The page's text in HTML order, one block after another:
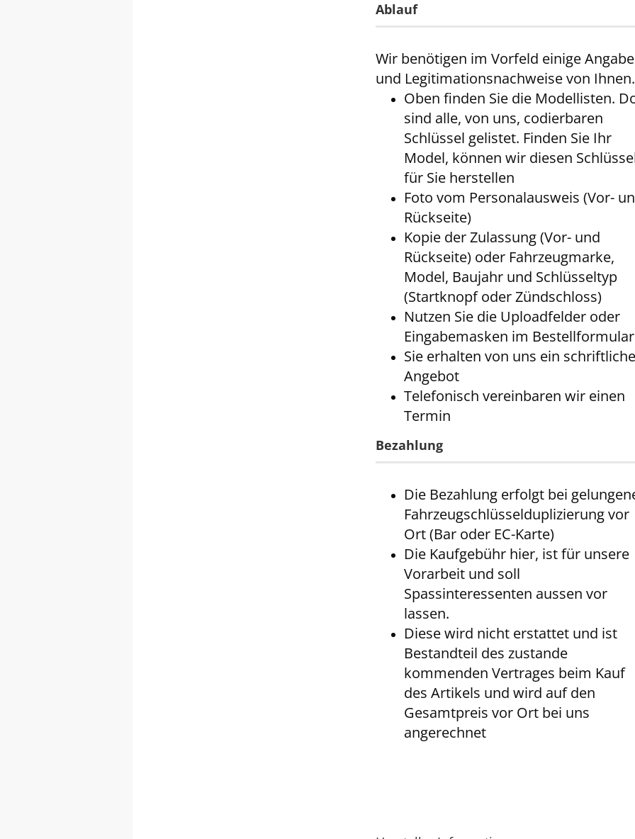
Ablauf
Wir benötigen im Vorfeld einige
und Legitimationsnachweise von Ihnen.
Oben finden Sie die Modellisten.
sind alle, von uns, codierbaren
Schlüssel gelistet. Finden Sie Ihr
Model, können wir diesen
für Sie herstellen
Foto vom Personalausweis (Vor-
Rückseite)
Kopie der Zulassung (Vor- und
Rückseite) oder Fahrzeugmarke,
Model, Baujahr und Schlüsseltyp
(Startknopf oder Zündschloss)
Nutzen Sie die Uploadfelder oder
Eingabemasken im Bestellformular
Sie erhalten von uns ein
Angebot
Telefonisch vereinbaren wir einen
Termin
Bezahlung
Die Bezahlung erfolgt bei
Fahrzeugschlüsselduplizierung vor
Ort (Bar oder EC-Karte)
Die Kaufgebühr hier, ist für unsere
Vorarbeit und soll
Spassinteressenten aussen vor
lassen.
Diese wird nicht erstattet und ist
Bestandteil des zustande
kommenden Vertrages beim Kauf
des Artikels und wird auf den
Gesamtpreis vor Ort bei uns
angerechnet